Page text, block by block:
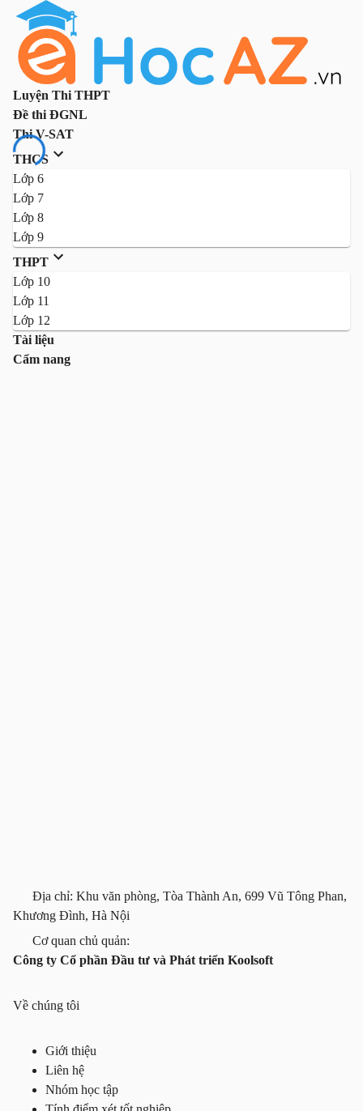
Luyện Thi THPT
Đề thi ĐGNL
Thi V-SAT
THCS
Lớp 6
Lớp 7
Lớp 8
Lớp 9
THPT
Lớp 10
Lớp 11
Lớp 12
Tài liệu
Cẩm nang
Địa chỉ: Khu văn phòng, Tòa Thành An, 699 Vũ Tông Phan,
Khương Đình, Hà Nội
Cơ quan chủ quản:
Công ty Cổ phần Đầu tư và Phát triển Koolsoft
Về chúng tôi
Giới thiệu
Liên hệ
Nhóm học tập